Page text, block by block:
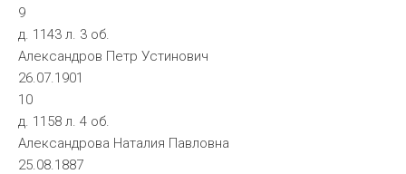
9
д. 1143 л. 3 об.
Александров Петр Устинович
26.07.1901
10
д. 1158 л. 4 об.
Александрова Наталия Павловна
25.08.1887